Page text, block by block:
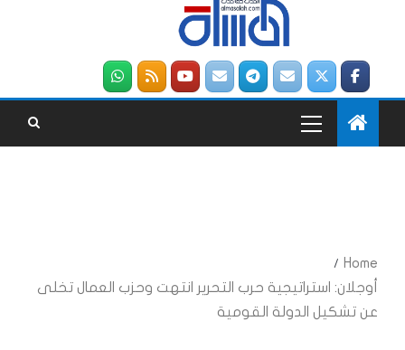
Home
أوجلان: استراتيجية حرب التحرير انتهت وحزب العمال تخلى
عن تشكيل الدولة القومية